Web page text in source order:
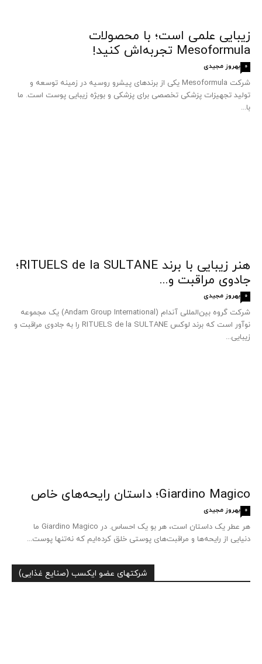
زیبایی علمی است؛ با محصولات
Mesoformula تجربه‌اش کنید!
بهروز مجیدی 0
شرکت Mesoformula یکی از برندهای پیشرو روسیه در زمینه توسعه و
تولید تجهیزات پزشکی تخصصی برای پزشکی و بویژه زیبایی پوست است. ما
با...
هنر زیبایی با برند RITUELS de la SULTANE؛
جادوی مراقبت و...
بهروز مجیدی 0
شرکت گروه بین‌المللی آندام (Andam Group International) یک مجموعه
نوآور است که برند لوکس RITUELS de la SULTANE را به جادوی مراقبت و
زیبایی...
Giardino Magico؛ داستان رایحه‌های خاص
بهروز مجیدی 0
هر عطر یک داستان است، هر بو یک احساس. در Giardino Magico ما
دنیایی از رایحه‌ها و مراقبت‌های پوستی خلق کرده‌ایم که نه‌تنها پوست...
شرکتهای عضو ایکسب (صنایع غذایی)